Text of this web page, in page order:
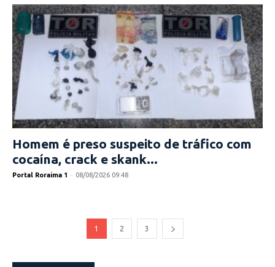
Homem é preso suspeito de tráfico com
cocaína, crack e skank...
Portal Roraima 1 - 08/08/2026 09:48
1 2 3